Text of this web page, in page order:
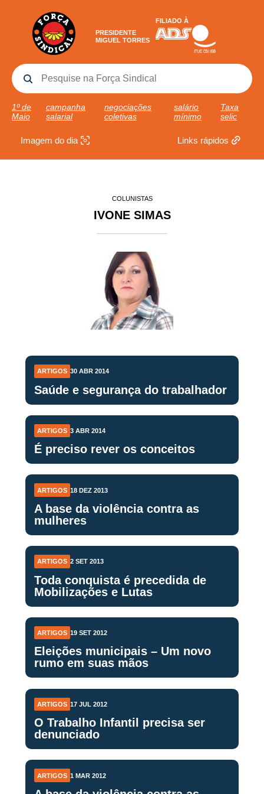
PRESIDENTE
MIGUEL TORRES
FILIADO À
1º de
Maio
campanha
salarial
negociações
coletivas
salário
mínimo
Taxa
selic
Imagem do dia Links rápidos
COLUNISTAS
IVONE SIMAS
ARTIGOS 30 ABR 2014
Saúde e segurança do trabalhador
ARTIGOS 3 ABR 2014
É preciso rever os conceitos
ARTIGOS 18 DEZ 2013
A base da violência contra as
mulheres
ARTIGOS 2 SET 2013
Toda conquista é precedida de
Mobilizações e Lutas
ARTIGOS 19 SET 2012
Eleições municipais – Um novo
rumo em suas mãos
ARTIGOS 17 JUL 2012
O Trabalho Infantil precisa ser
denunciado
ARTIGOS 1 MAR 2012